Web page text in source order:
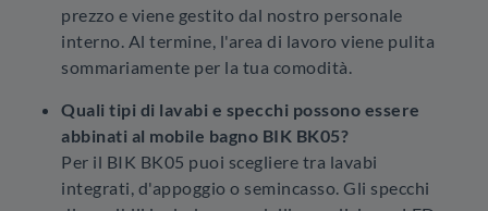
prezzo e viene gestito dal nostro personale
interno. Al termine, l'area di lavoro viene pulita
sommariamente per la tua comodità.
Quali tipi di lavabi e specchi possono essere
abbinati al mobile bagno BIK BK05?
Per il BIK BK05 puoi scegliere tra lavabi
integrati, d'appoggio o semincasso. Gli specchi